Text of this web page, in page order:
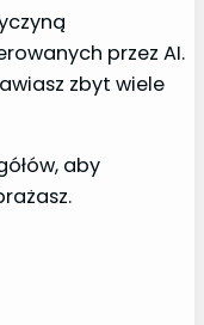
przez AI.
zbyt wiele
aby